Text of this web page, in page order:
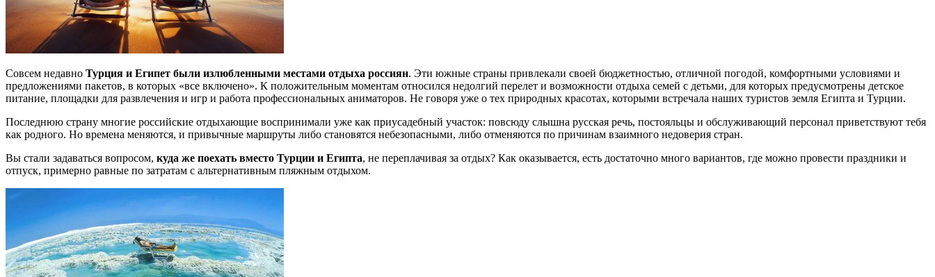
Совсем недавно Турция и Египет были излюбленными местами отдыха россиян. Эти южные страны привлекали своей бюджетностью, отличной погодой, комфортными условиями и
предложениями пакетов, в которых «все включено». К положительным моментам относился недолгий перелет и возможности отдыха семей с детьми, для которых предусмотрены детское
питание, площадки для развлечения и игр и работа профессиональных аниматоров. Не говоря уже о тех природных красотах, которыми встречала наших туристов земля Египта и Турции.
Последнюю страну многие российские отдыхающие воспринимали уже как приусадебный участок: повсюду слышна русская речь, постояльцы и обслуживающий персонал приветствуют тебя
как родного. Но времена меняются, и привычные маршруты либо становятся небезопасными, либо отменяются по причинам взаимного недоверия стран.
Вы стали задаваться вопросом, куда же поехать вместо Турции и Египта, не переплачивая за отдых? Как оказывается, есть достаточно много вариантов, где можно провести праздники и
отпуск, примерно равные по затратам с альтернативным пляжным отдыхом.